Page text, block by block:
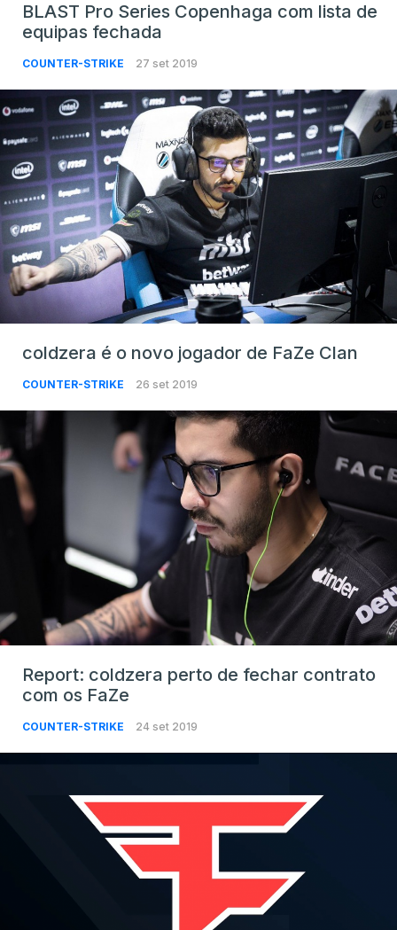
BLAST Pro Series Copenhaga com lista de
equipas fechada
COUNTER-STRIKE 27 set 2019
coldzera é o novo jogador de FaZe Clan
COUNTER-STRIKE 26 set 2019
Report: coldzera perto de fechar contrato
com os FaZe
COUNTER-STRIKE 24 set 2019